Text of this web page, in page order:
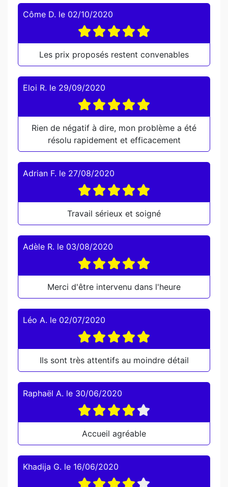
Côme D. le 02/10/2020
Les prix proposés restent convenables
Eloi R. le 29/09/2020
Rien de négatif à dire, mon problème a été
résolu rapidement et efficacement
Adrian F. le 27/08/2020
Travail sérieux et soigné
Adèle R. le 03/08/2020
Merci d'être intervenu dans l'heure
Léo A. le 02/07/2020
Ils sont très attentifs au moindre détail
Raphaël A. le 30/06/2020
Accueil agréable
Khadija G. le 16/06/2020